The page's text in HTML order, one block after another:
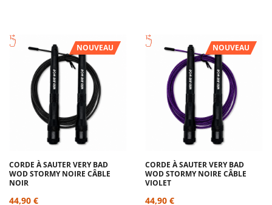
NOUVEAU
CORDE À SAUTER VERY BAD
WOD STORMY NOIRE CÂBLE
NOIR
44,90 €
NOUVEAU
CORDE À SAUTER VERY BAD
WOD STORMY NOIRE CÂBLE
VIOLET
44,90 €